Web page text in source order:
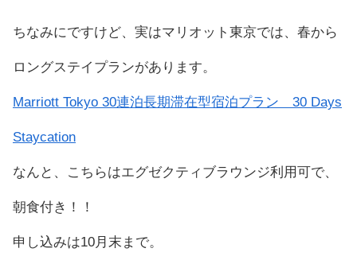
ちなみにですけど、実はマリオット東京では、春から
ロングステイプランがあります。
Marriott Tokyo 30連泊長期滞在型宿泊プラン 30 Days
Staycation
なんと、こちらはエグゼクティブラウンジ利用可で、
朝食付き！！
申し込みは10月末まで。